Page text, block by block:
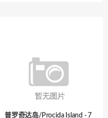
普罗奇达岛/Procida Island - 7